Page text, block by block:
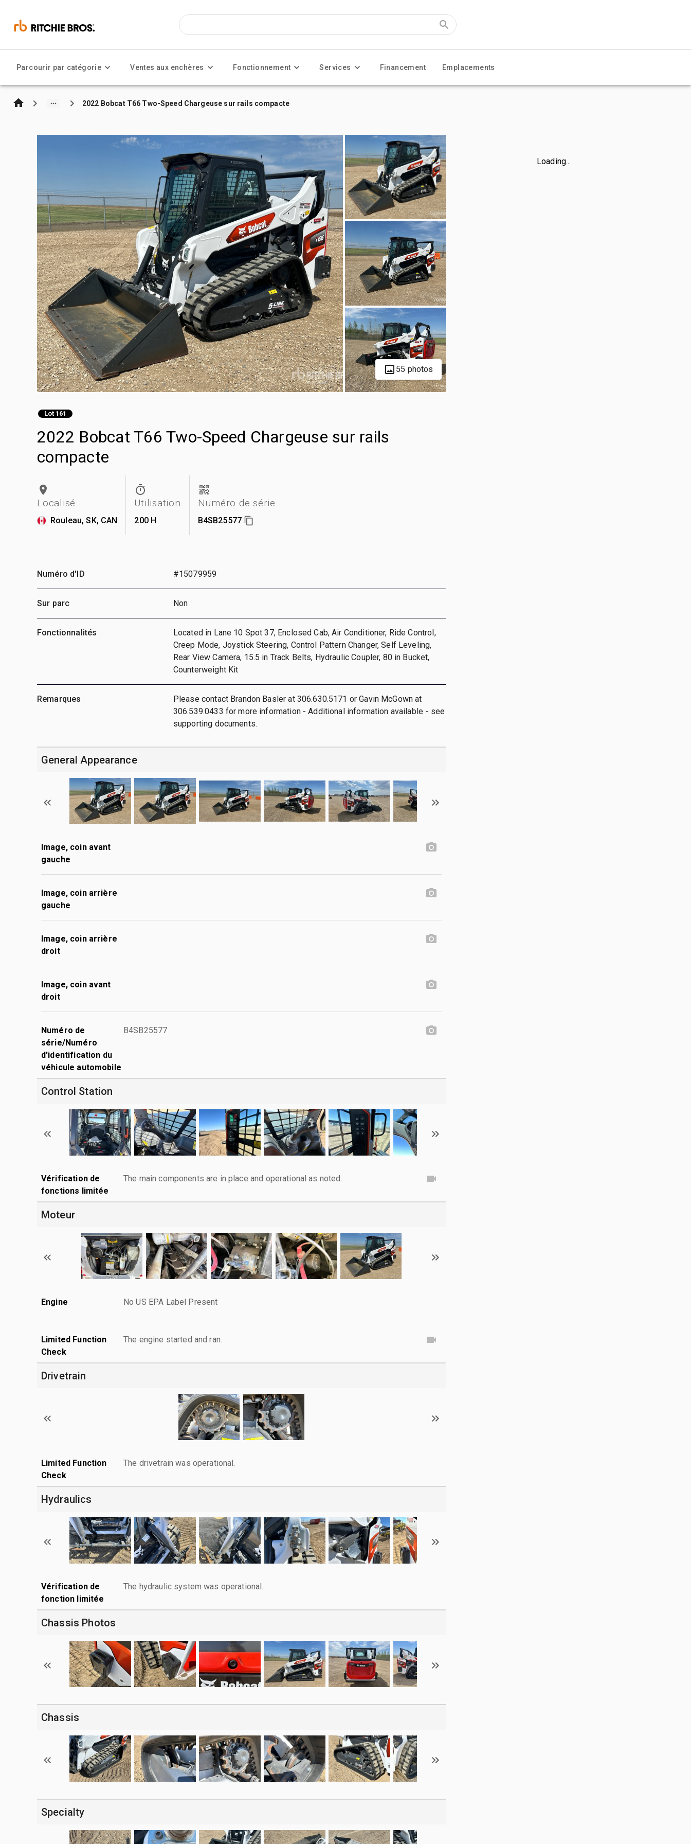
Parcourir par catégorie Ventes aux enchères Fonctionnement Services Financement Emplacements
2022 Bobcat T66 Two-Speed Chargeuse sur rails compacte
55 photos
Lot 161
2022 Bobcat T66 Two-Speed Chargeuse sur rails
compacte
Localisé
Rouleau, SK, CAN
Utilisation
200 H
Numéro de série
B4SB25577
Loading...
Numéro d'ID #15079959
Sur parc Non
Fonctionnalités
Located in Lane 10 Spot 37, Enclosed Cab, Air Conditioner, Ride Control,
Creep Mode, Joystick Steering, Control Pattern Changer, Self Leveling,
Rear View Camera, 15.5 in Track Belts, Hydraulic Coupler, 80 in Bucket,
Counterweight Kit
Remarques
Please contact Brandon Basler at 306.630.5171 or Gavin McGown at
306.539.0433 for more information - Additional information available - see
supporting documents.
General Appearance
Image, coin avant
gauche
Image, coin arrière
gauche
Image, coin arrière
droit
Image, coin avant
droit
Numéro de
série/Numéro
d'identification du
véhicule automobile
B4SB25577
Control Station
Vérification de
fonctions limitée
The main components are in place and operational as noted.
Moteur
Engine No US EPA Label Present
Limited Function
Check
The engine started and ran.
Drivetrain
Limited Function
Check
The drivetrain was operational.
Hydraulics
Vérification de
fonction limitée
The hydraulic system was operational.
Chassis Photos
Chassis
Specialty